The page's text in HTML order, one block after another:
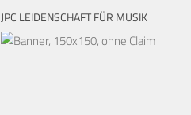
JPC LEIDENSCHAFT FÜR MUSIK